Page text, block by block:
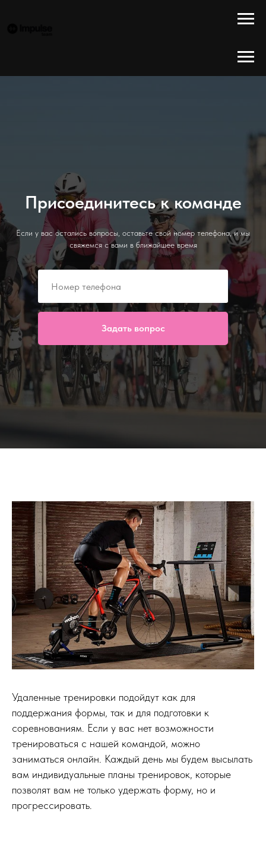
Присоединитесь к команде
Если у вас остались вопросы, оставьте свой номер телефона, и мы
свяжемся с вами в ближайшее время
Задать вопрос
Удаленные тренировки подойдут как для
поддержания формы, так и для подготовки к
соревнованиям. Если у вас нет возможности
тренироваться с нашей командой, можно
заниматься онлайн. Каждый день мы будем высылать
вам индивидуальные планы тренировок, которые
позволят вам не только удержать форму, но и
прогрессировать.